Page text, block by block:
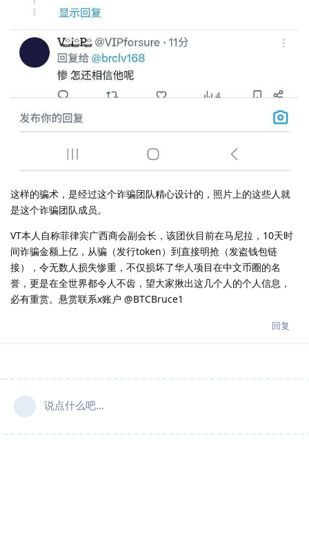
这样的骗术，是经过这个诈骗团队精心设计的，照片上的这些人就
是这个诈骗团队成员。
VT本人自称菲律宾广西商会副会长，该团伙目前在马尼拉，10天时
间诈骗金额上亿，从骗（发行token）到直接明抢（发盗钱包链
接），令无数人损失惨重，不仅损坏了华人项目在中文币圈的名
誉，更是在全世界都令人不齿，望大家揪出这几个人的个人信息，
必有重赏。悬赏联系x账户 @BTCBruce1
回复
说点什么吧...